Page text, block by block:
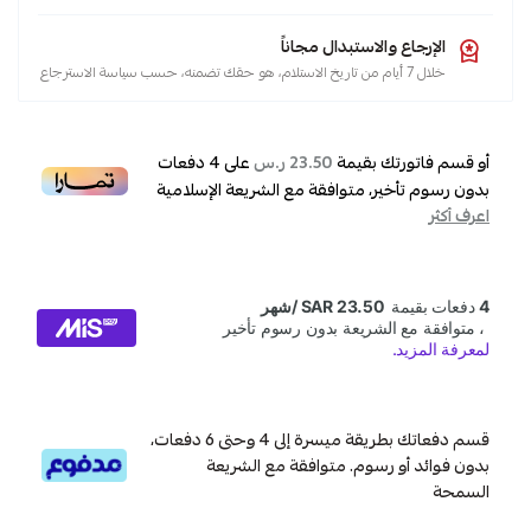
الإرجاع والاستبدال مجاناً
خلال 7 أيام من تاريخ الاستلام، هو حقك تضمنه، حسب سياسة الاسترجاع
أو قسم فاتورتك بقيمة23.50 ر.س على4دفعات
بدون رسوم تأخير، متوافقة مع الشريعة الإسلامية
اعرف أكثر
قسم دفعاتك بطريقة ميسرة إلى 4 وحتى 6 دفعات،
بدون فوائد أو رسوم. متوافقة مع الشريعة
السمحة